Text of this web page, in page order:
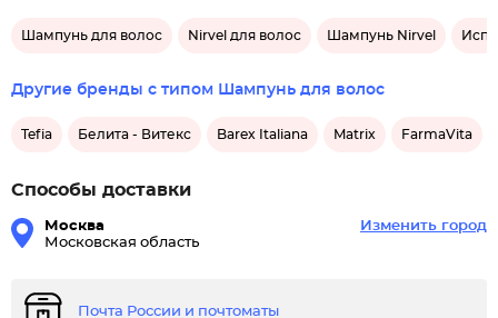
Шампунь для волос Nirvel для волос Шампунь Nirvel
Другие бренды с типом Шампунь для волос
Tefia Белита - Витекс Barex Italiana Matrix FarmaVita
Способы доставки
Москва
Московская область
Изменить город
Почта России и почтоматы